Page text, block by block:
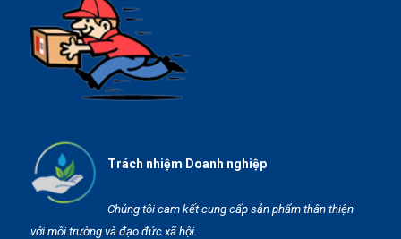
Trách nhiệm Doanh nghiệp
Chúng tôi cam kết cung cấp sản phẩm thân thiện
với môi trường và đạo đức xã hội.